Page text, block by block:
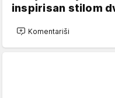
inspirisan stilom
Komentariši